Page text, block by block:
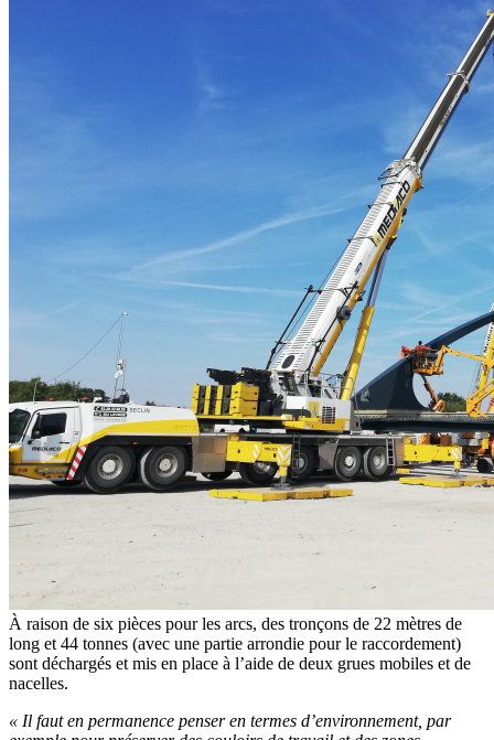
À raison de six pièces pour les arcs, des tronçons de 22 mètres de
long et 44 tonnes (avec une partie arrondie pour le raccordement)
sont déchargés et mis en place à l’aide de deux grues mobiles et de
nacelles.
« Il faut en permanence penser en termes d’environnement, par